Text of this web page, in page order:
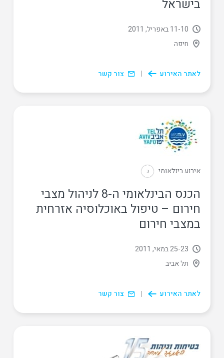
בישראל
10
‏-11 באפריל, 2011
חיפה
לאתר האירוע צור קשר
הכנס הבינלאומי ה-8 לניהול מצבי
חירום – טיפול באוכלוסיה אזרחית
במצבי חירום
אירוע בינלאומי כ
23
‏-25 במאי, 2011
תל אביב
לאתר האירוע צור קשר